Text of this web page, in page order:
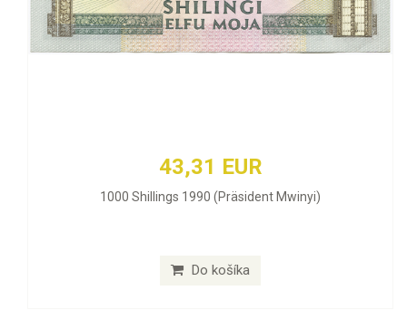
43,31 EUR
1000 Shillings 1990 (Präsident Mwinyi)
Do košíka